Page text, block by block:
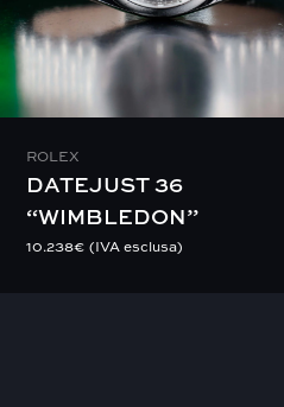
ROLEX
DATEJUST 36
“WIMBLEDON”
10.238€ (IVA esclusa)